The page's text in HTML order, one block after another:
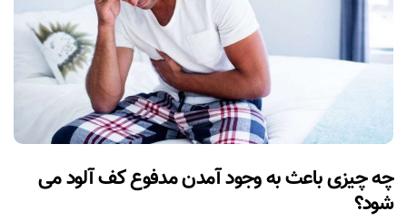
چه چیزی باعث به وجود آمدن مدفوع کف آلود می
شود؟